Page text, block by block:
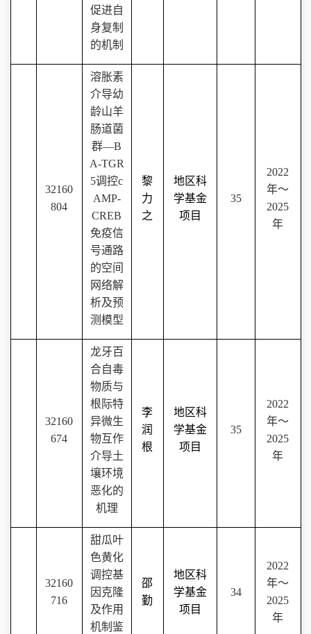
促进自
身复制
的机制
32160
804
溶胀素
介导幼
龄山羊
肠道菌
群—B
A-TGR
5调控c
AMP-
CREB
免疫信
号通路
的空间
网络解
析及预
测模型
黎
力
之
地区科
学基金
项目
35
2022
年～
2025
年
32160
674
龙牙百
合自毒
物质与
根际特
异微生
物互作
介导土
壤环境
恶化的
机理
李
润
根
地区科
学基金
项目
35
2022
年～
2025
年
32160
716
甜瓜叶
色黄化
调控基
因克隆
及作用
机制鉴
邵
勤
地区科
学基金
项目
34
2022
年～
2025
年